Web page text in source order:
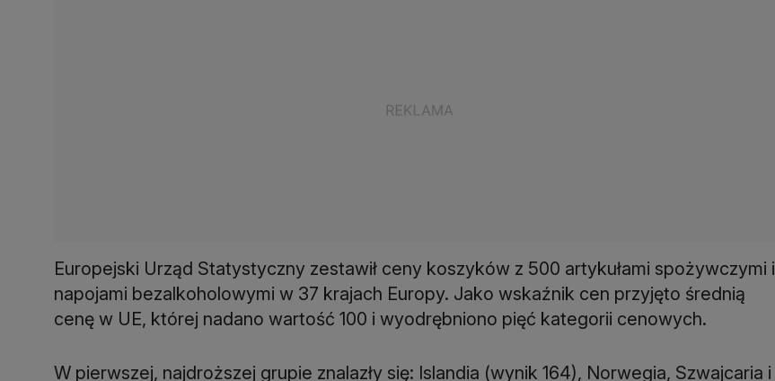
Europejski Urząd Statystyczny zestawił ceny koszyków z 500 artykułami spożywczymi i
napojami bezalkoholowymi w 37 krajach Europy. Jako wskaźnik cen przyjęto średnią
cenę w UE, której nadano wartość 100 i wyodrębniono pięć kategorii cenowych.
W pierwszej, najdroższej grupie znalazły się: Islandia (wynik 164), Norwegia, Szwajcaria i